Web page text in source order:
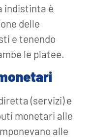
indistinta è
delle
e tenendo
le platee.
(servizi) e
monetari alle
alle